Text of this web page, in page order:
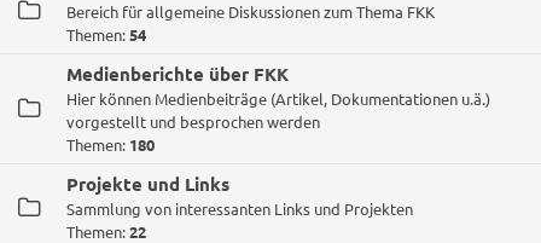
Bereich für allgemeine Diskussionen zum Thema FKK
Themen:54
Medienberichte über FKK
Hier können Medienbeiträge (Artikel, Dokumentationen u.ä.)
vorgestellt und besprochen werden
Themen: 180
Projekte und Links
Sammlung von interessanten Links und Projekten
Themen:22